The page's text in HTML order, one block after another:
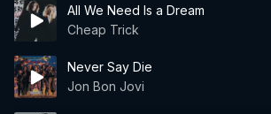
All We Need Is a Dream
Cheap Trick
Never Say Die
Jon Bon Jovi